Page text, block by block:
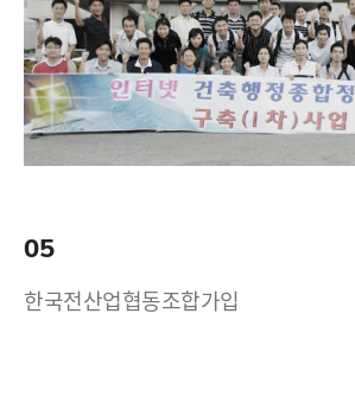
05
한국전산업협동조합가입